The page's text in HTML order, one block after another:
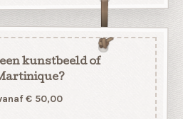
kunstbeeld of
€ 50,00